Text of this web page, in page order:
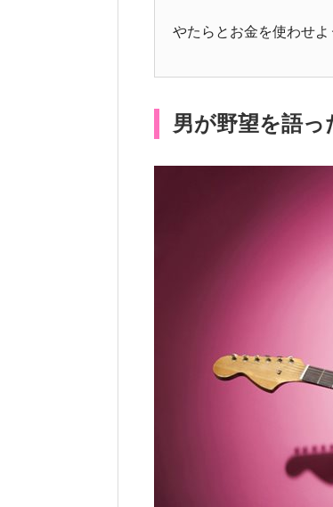
やたらとお金を使わせ
男が野望を語っ